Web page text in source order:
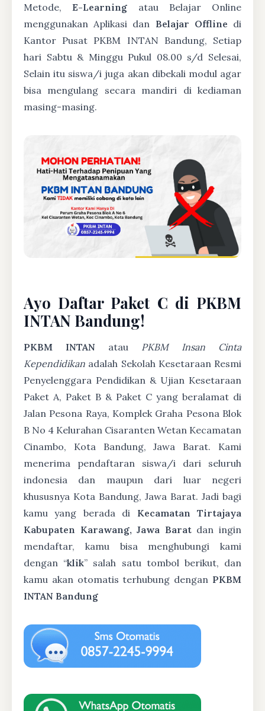
Metode,E-Learning atau Belajar Online
menggunakan Aplikasi dan Belajar Offline di
Kantor Pusat PKBM INTAN Bandung, Setiap
hari Sabtu & Minggu Pukul 08.00 s/d Selesai,
Selain itu siswa/i juga akan dibekali modul agar
bisa mengulang secara mandiri di kediaman
masing-masing.
Ayo Daftar Paket C di PKBM
INTAN Bandung!
PKBM INTAN atau PKBM Insan Cinta
Kependidikan adalah Sekolah Kesetaraan Resmi
Penyelenggara Pendidikan & Ujian Kesetaraan
Paket A, Paket B & Paket C yang beralamat di
Jalan Pesona Raya, Komplek Graha Pesona Blok
B No 4 Kelurahan Cisaranten Wetan Kecamatan
Cinambo, Kota Bandung, Jawa Barat. Kami
menerima pendaftaran siswa/i dari seluruh
indonesia dan maupun dari luar negeri
khususnya Kota Bandung, Jawa Barat. Jadi bagi
kamu yang berada di Kecamatan Tirtajaya
Kabupaten Karawang, Jawa Baratdan ingin
mendaftar, kamu bisa menghubungi kami
dengan “klik” salah satu tombol berikut, dan
kamu akan otomatis terhubung dengan PKBM
INTAN Bandung